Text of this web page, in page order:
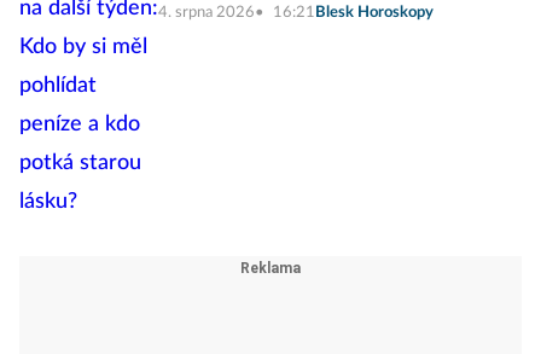
4. srpna 2026 16:21 Blesk Horoskopy